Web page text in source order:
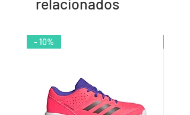
relacionados
- 10%